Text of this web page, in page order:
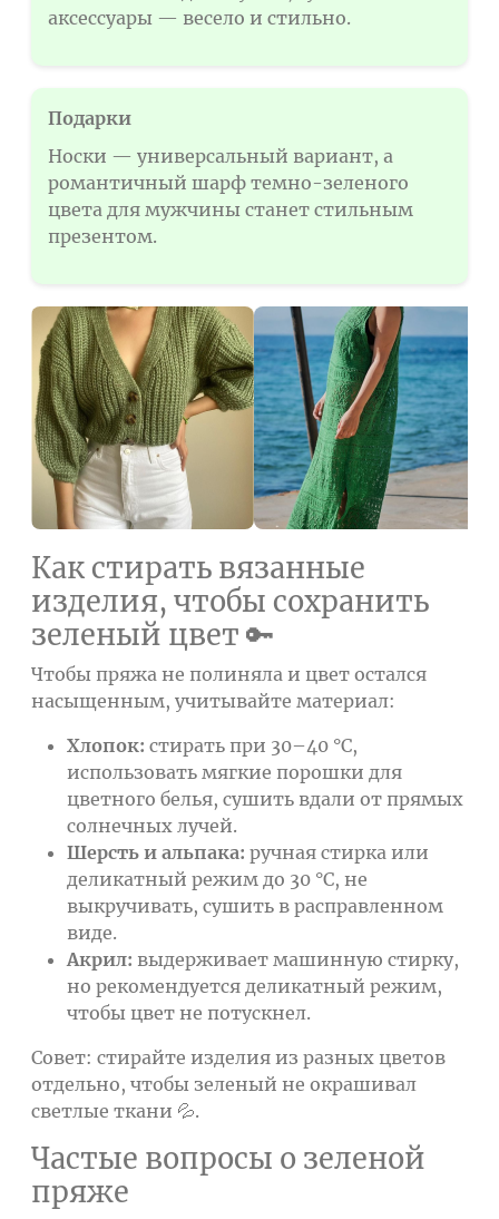
аксессуары — весело и стильно.
Подарки
Носки — универсальный вариант, а
романтичный шарф темно-зеленого
цвета для мужчины станет стильным
презентом.
Как стирать вязанные
изделия, чтобы сохранить
зеленый цвет 🔑
Чтобы пряжа не полиняла и цвет остался
насыщенным, учитывайте материал:
Хлопок: стирать при 30–40 °C,
использовать мягкие порошки для
цветного белья, сушить вдали от прямых
солнечных лучей.
Шерсть и альпака: ручная стирка или
деликатный режим до 30 °C, не
выкручивать, сушить в расправленном
виде.
Акрил: выдерживает машинную стирку,
но рекомендуется деликатный режим,
чтобы цвет не потускнел.
Совет: стирайте изделия из разных цветов
отдельно, чтобы зеленый не окрашивал
светлые ткани 💦.
Частые вопросы о зеленой
пряже